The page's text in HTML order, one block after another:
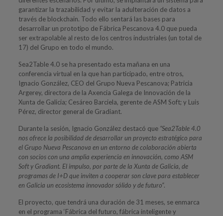
garantizar la trazabilidad y evitar la adulteración de datos a
través de blockchain. Todo ello sentará las bases para
desarrollar un prototipo de Fábrica Pescanova 4.0 que pueda
ser extrapolable al resto de los centros industriales (un total de
17) del Grupo en todo el mundo.
Sea2Table 4.0 se ha presentado esta mañana en una
conferencia virtual en la que han participado, entre otros,
Ignacio González, CEO del Grupo Nueva Pescanova; Patricia
Argerey, directora de la Axencia Galega de Innovación de la
Xunta de Galicia; Cesáreo Barciela, gerente de ASM Soft; y Luis
Pérez, director general de Gradiant.
Durante la sesión, Ignacio González destacó que “Sea2Table 4.0
nos ofrece la posibilidad de desarrollar un proyecto estratégico para
el Grupo Nueva Pescanova en un entorno de colaboración abierta
con socios con una amplia experiencia en innovación, como ASM
Soft y Gradiant. El impulso, por parte de la Xunta de Galicia, de
programas de I+D que inviten a cooperar son clave para establecer
en Galicia un ecosistema innovador sólido y de futuro”.
El proyecto, que tendrá una duración de 31 meses, se enmarca
en el programa ‘Fábrica del futuro, fábrica inteligente y